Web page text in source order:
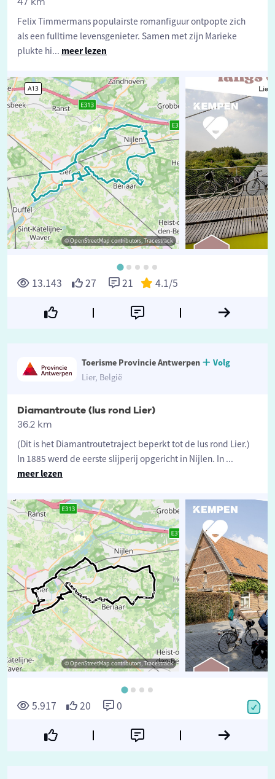
Felix Timmermans populairste romanfiguur ontpopte zich
als een fulltime levensgenieter. Samen met zijn Marieke
plukte hi... meer lezen
© OpenStreetMap contributors, Tracestrack
13.143 27 21 4.1/5
Toerisme Provincie Antwerpen
Volg
Lier, België
Diamantroute (lus rond Lier)
36.2 km
(Dit is het Diamantroutetraject beperkt tot de lus rond Lier.)
In 1885 werd de eerste slijperij opgericht in Nijlen. In ...
meer lezen
© OpenStreetMap contributors, Tracestrack
5.917 20 0